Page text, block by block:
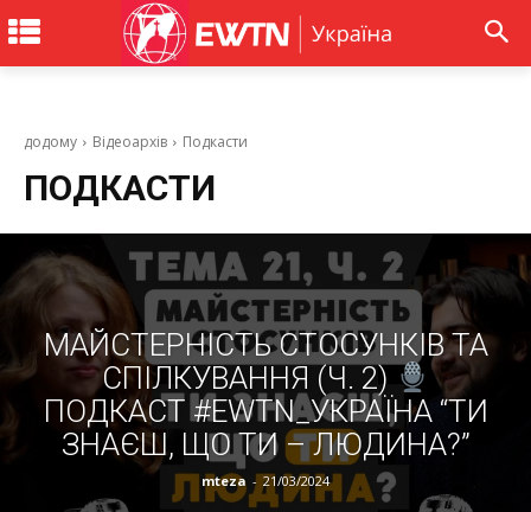
додому Відеоархів Подкасти
ПОДКАСТИ
МАЙСТЕРНІСТЬ СТОСУНКІВ ТА
СПІЛКУВАННЯ (Ч. 2)
ПОДКАСТ #EWTN_УКРАЇНА “ТИ
ЗНАЄШ, ЩО ТИ – ЛЮДИНА?”
mteza - 21/03/2024